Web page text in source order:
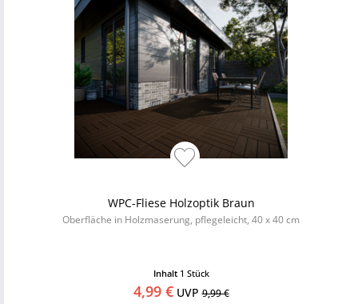
WPC-Fliese Holzoptik Braun
Oberfläche in Holzmaserung, pflegeleicht, 40 x 40 cm
Inhalt 1 Stück
4,99 €UVP9,99 €